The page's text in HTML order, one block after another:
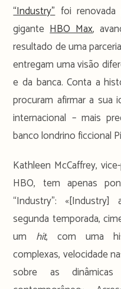
“Industry”foi renovada
giganteHBO Max,
resultado de uma
entregam uma visão
e da banca. Conta a
procuram afirmar a sua
internacional – mais
banco londrino ficcional
Kathleen McCaffrey,
HBO, tem apenas
“Industry”:
segunda temporada,
um hit, com uma
complexas, velocidade
sobre as